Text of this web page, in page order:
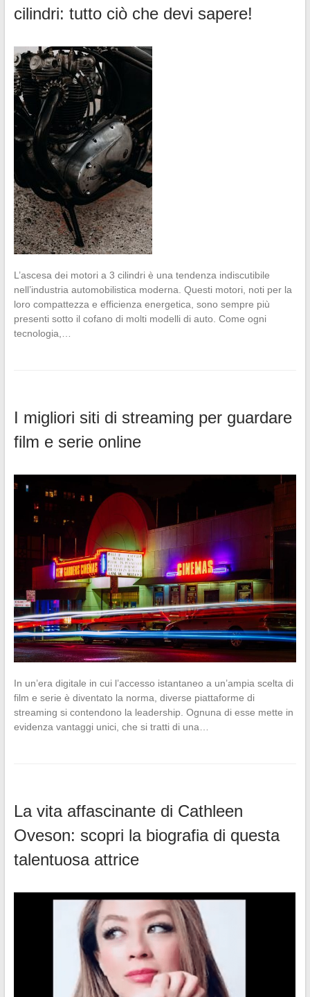
cilindri: tutto ciò che devi sapere!
L’ascesa dei motori a 3 cilindri è una tendenza indiscutibile
nell’industria automobilistica moderna. Questi motori, noti per la
loro compattezza e efficienza energetica, sono sempre più
presenti sotto il cofano di molti modelli di auto. Come ogni
tecnologia,…
I migliori siti di streaming per guardare
film e serie online
In un’era digitale in cui l’accesso istantaneo a un’ampia scelta di
film e serie è diventato la norma, diverse piattaforme di
streaming si contendono la leadership. Ognuna di esse mette in
evidenza vantaggi unici, che si tratti di una…
La vita affascinante di Cathleen
Oveson: scopri la biografia di questa
talentuosa attrice